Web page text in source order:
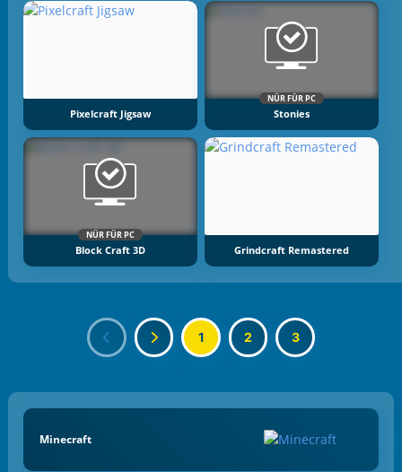
Pixelcraft Jigsaw
NÜR FÜR PC
Stonies
NÜR FÜR PC
Block Craft 3D Grindcraft Remastered
1 2 3
Minecraft